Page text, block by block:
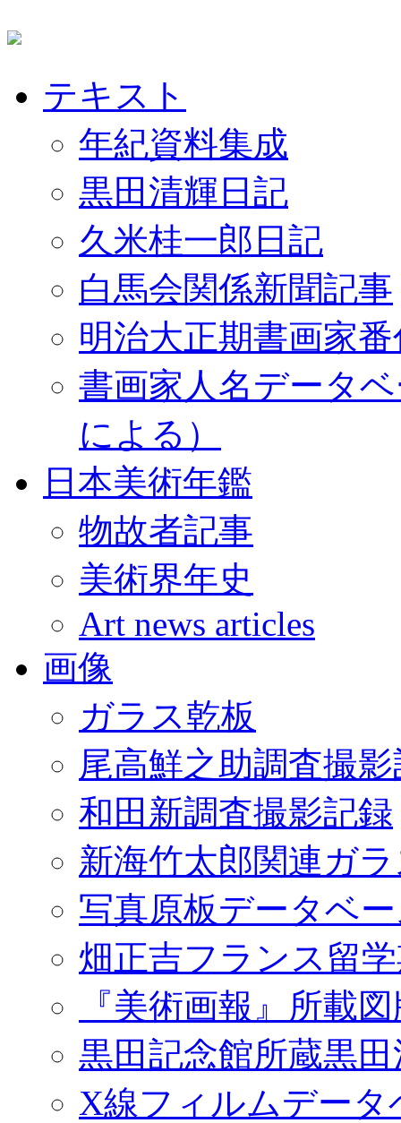
テキスト
年紀資料集成
黒田清輝日記
久米桂一郎日記
白馬会関係新聞記事
明治大正期書画家
書画家人名データ
による）
日本美術年鑑
物故者記事
美術界年史
Art news articles
画像
ガラス乾板
尾高鮮之助調査撮
和田新調査撮影記録
新海竹太郎関連ガ
写真原板データベ
畑正吉フランス留
『美術画報』所載
黒田記念館所蔵黒
X線フィルムデータ